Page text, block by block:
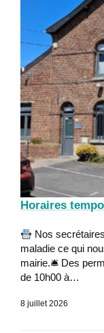
Horaires
Nos
maladie ce qui
mairie.🛎 Des
de 10h00 à…
8 juillet 2026